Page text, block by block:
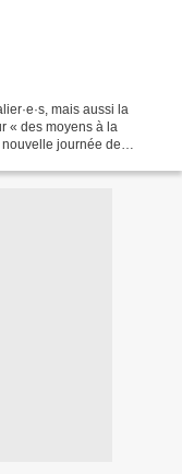
mais aussi la
« des moyens à la
nouvelle journée de